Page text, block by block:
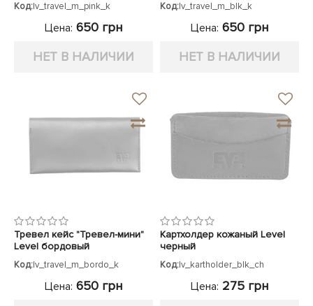
Код:lv_travel_m_pink_k
Цена: 650 грн
НЕТ В НАЛИЧИИ
Код:lv_travel_m_blk_k
Цена: 650 грн
НЕТ В НАЛИЧИИ
Тревел кейс "Тревел-мини"
Level бордовый
Код:lv_travel_m_bordo_k
Цена: 650 грн
Картхолдер кожаный Level
черный
Код:lv_kartholder_blk_ch
Цена: 275 грн